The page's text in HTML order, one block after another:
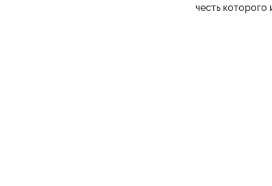
честь которого